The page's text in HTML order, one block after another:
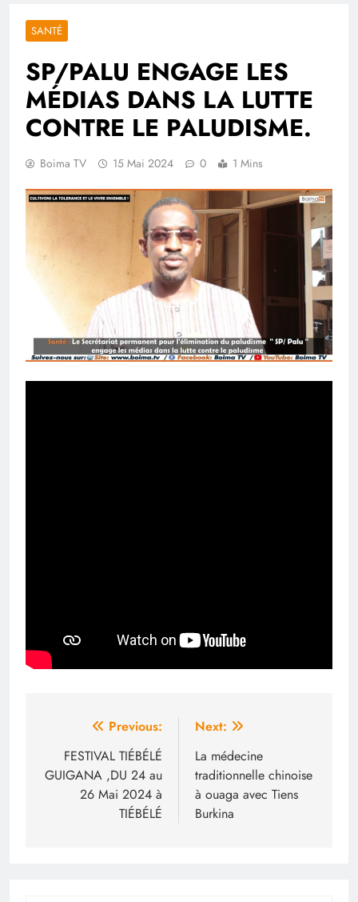
SANTÉ
SP/PALU ENGAGE LES
MÉDIAS DANS LA LUTTE
CONTRE LE PALUDISME.
Boima TV 15 Mai 2024 0 1 Mins
Navigation
l’article
Previous:
FESTIVAL TIÉBÉLÉ
GUIGANA ,DU 24 au
26 Mai 2024 à
TIÉBÉLÉ
Next:
La médecine
traditionnelle chinoise
à ouaga avec Tiens
Burkina